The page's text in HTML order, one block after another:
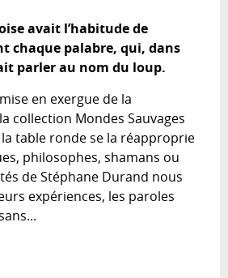
avait l’habitude de
chaque palabre, qui, dans
parler au nom du loup.
en exergue de la
collection Mondes Sauvages
la table ronde se la réapproprie
philosophes, shamans ou
de Stéphane Durand nous
expériences, les paroles